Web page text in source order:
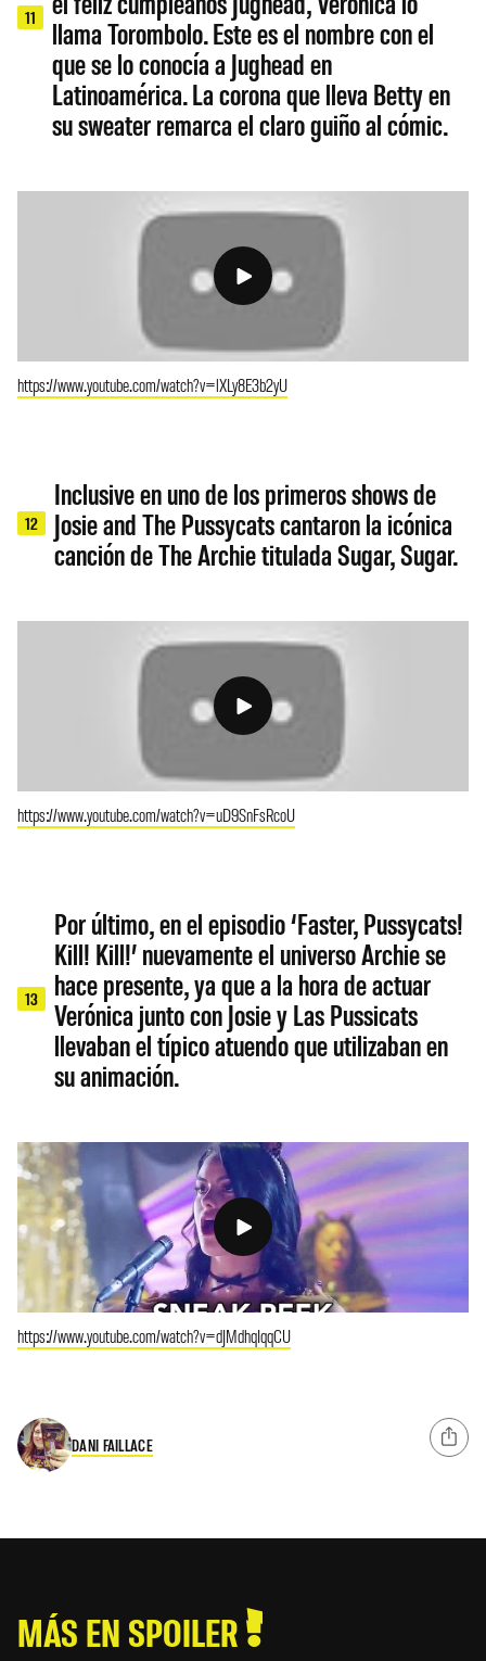
11
llama Torombolo. Este es el nombre con el
que se lo conocía a Jughead en
Latinoamérica. La corona que lleva Betty en
su sweater remarca el claro guiño al cómic.
https://www.youtube.com/watch?v=lXLy8E3b2yU
12
Inclusive en uno de los primeros shows de
Josie and The Pussycats cantaron la icónica
canción de The Archie titulada Sugar, Sugar.
https://www.youtube.com/watch?v=uD9SnFsRcoU
13
Por último, en el episodio ‘Faster, Pussycats!
Kill! Kill!’ nuevamente el universo Archie se
hace presente, ya que a la hora de actuar
Verónica junto con Josie y Las Pussicats
llevaban el típico atuendo que utilizaban en
su animación.
https://www.youtube.com/watch?v=dJMdhqIqqCU
DANI FAILLACE
MÁS EN SPOILER